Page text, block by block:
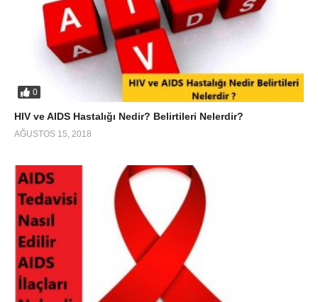
0
HIV ve AIDS Hastalığı Nedir? Belirtileri Nelerdir?
AĞUSTOS 15, 2018